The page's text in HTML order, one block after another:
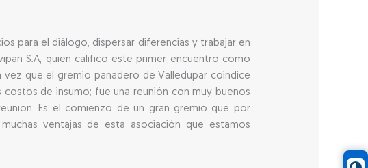
para el diálogo, dispersar diferencias y trabajar en
S.A, quien calificó este primer encuentro como
que el gremio panadero de Valledupar coindice
de insumo; fue una reunión con muy buenos
Es el comienzo de un gran gremio que por
ventajas de esta asociación que estamos